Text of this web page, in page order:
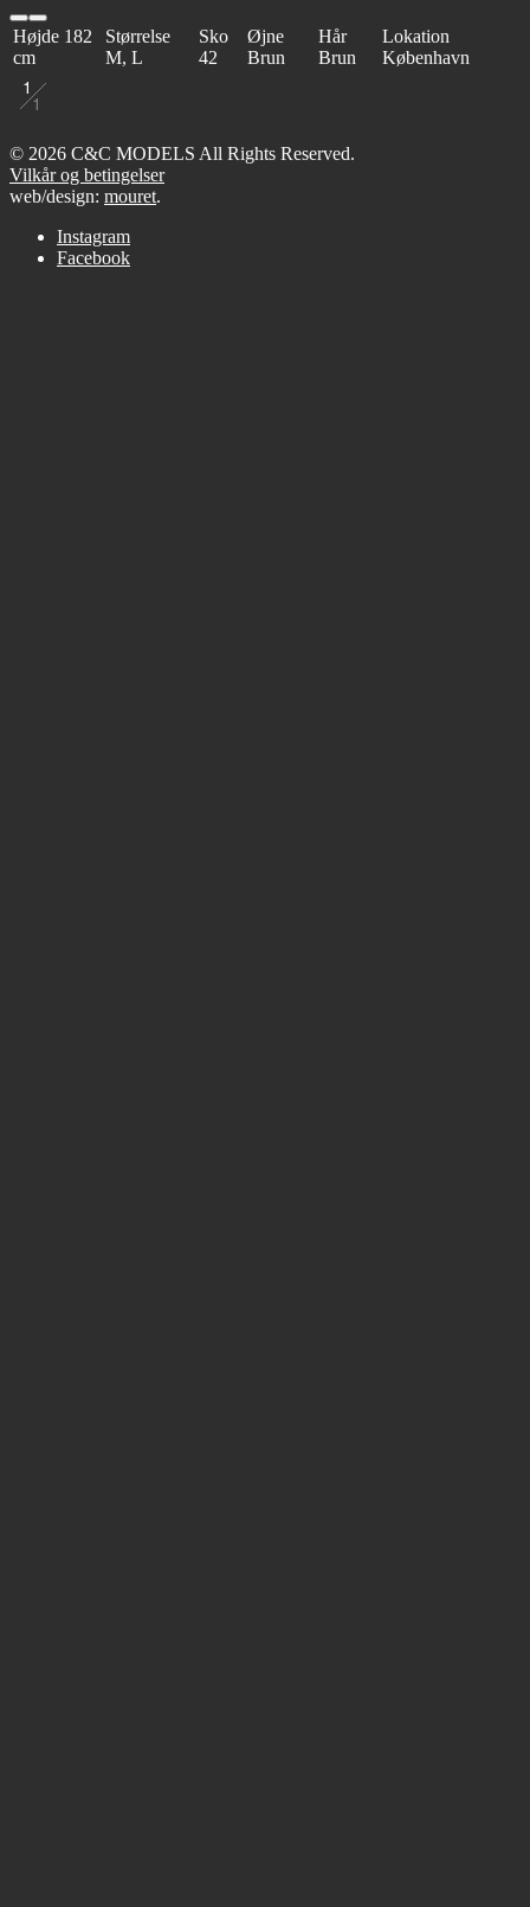
Højde 182
cm
Størrelse
M, L
Sko
42
Øjne
Brun
Hår
Brun
Lokation
København
1
1
© 2026 C&C MODELS All Rights Reserved.
Vilkår og betingelser
web/design: mouret.
Instagram
Facebook